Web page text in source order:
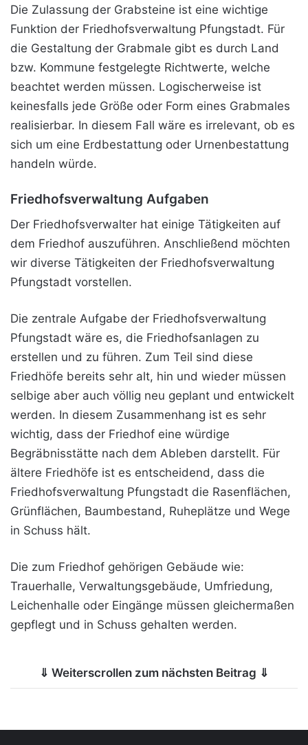
Die Zulassung der Grabsteine ist eine wichtige
Funktion der Friedhofsverwaltung Pfungstadt. Für
die Gestaltung der Grabmale gibt es durch Land
bzw. Kommune festgelegte Richtwerte, welche
beachtet werden müssen. Logischerweise ist
keinesfalls jede Größe oder Form eines Grabmales
realisierbar. In diesem Fall wäre es irrelevant, ob es
sich um eine Erdbestattung oder Urnenbestattung
handeln würde.
Friedhofsverwaltung Aufgaben
Der Friedhofsverwalter hat einige Tätigkeiten auf
dem Friedhof auszuführen. Anschließend möchten
wir diverse Tätigkeiten der Friedhofsverwaltung
Pfungstadt vorstellen.
Die zentrale Aufgabe der Friedhofsverwaltung
Pfungstadt wäre es, die Friedhofsanlagen zu
erstellen und zu führen. Zum Teil sind diese
Friedhöfe bereits sehr alt, hin und wieder müssen
selbige aber auch völlig neu geplant und entwickelt
werden. In diesem Zusammenhang ist es sehr
wichtig, dass der Friedhof eine würdige
Begräbnisstätte nach dem Ableben darstellt. Für
ältere Friedhöfe ist es entscheidend, dass die
Friedhofsverwaltung Pfungstadt die Rasenflächen,
Grünflächen, Baumbestand, Ruheplätze und Wege
in Schuss hält.
Die zum Friedhof gehörigen Gebäude wie:
Trauerhalle, Verwaltungsgebäude, Umfriedung,
Leichenhalle oder Eingänge müssen gleichermaßen
gepflegt und in Schuss gehalten werden.
⇓ Weiterscrollen zum nächsten Beitrag ⇓